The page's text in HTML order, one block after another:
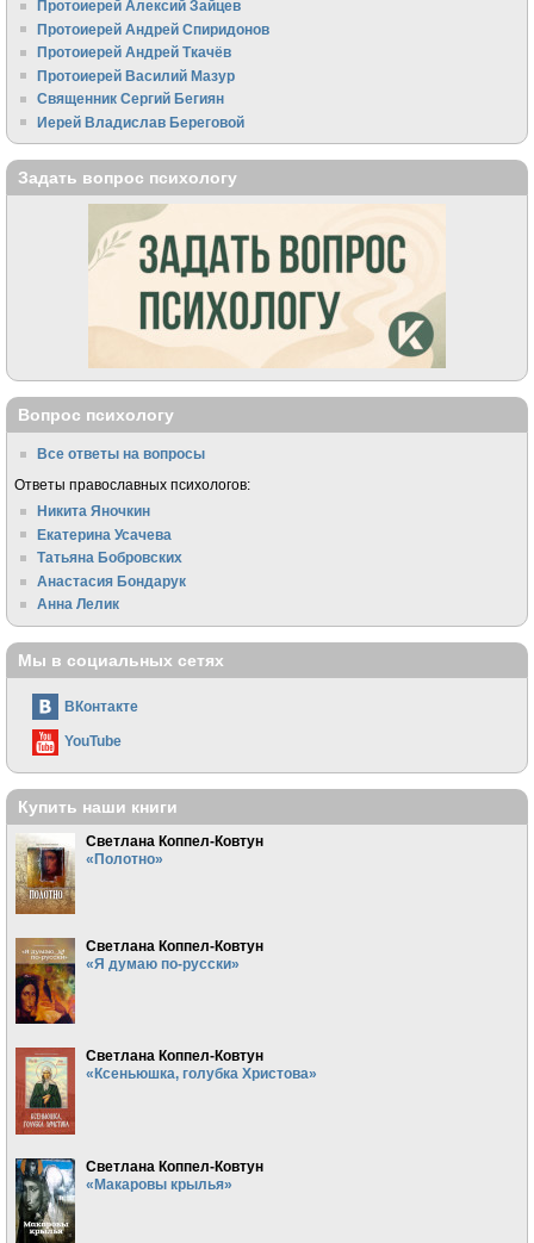
Протоиерей Алексий Зайцев
Протоиерей Андрей Спиридонов
Протоиерей Андрей Ткачёв
Протоиерей Василий Мазур
Священник Сергий Бегиян
Иерей Владислав Береговой
Задать вопрос психологу
Вопрос психологу
Все ответы на вопросы
Ответы православных психологов:
Никита Яночкин
Екатерина Усачева
Татьяна Бобровских
Анастасия Бондарук
Анна Лелик
Мы в социальных сетях
ВКонтакте
YouTube
Купить наши книги
Светлана Коппел-Ковтун
«Полотно»
Светлана Коппел-Ковтун
«Я думаю по-русски»
Светлана Коппел-Ковтун
«Ксеньюшка, голубка Христова»
Светлана Коппел-Ковтун
«Макаровы крылья»